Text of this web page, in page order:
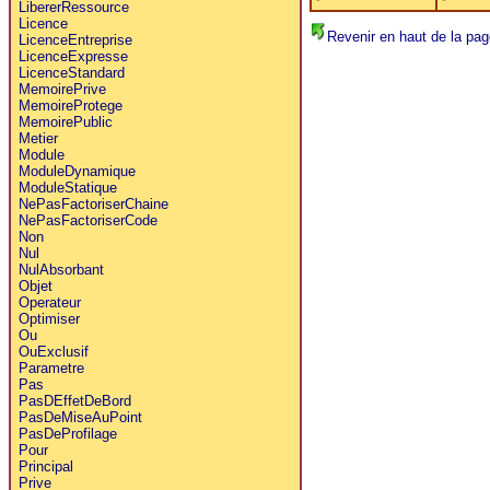
LibererRessource
Licence
LicenceEntreprise
LicenceExpresse
LicenceStandard
MemoirePrive
MemoireProtege
MemoirePublic
Metier
Module
ModuleDynamique
ModuleStatique
NePasFactoriserChaine
NePasFactoriserCode
Non
Nul
NulAbsorbant
Objet
Operateur
Optimiser
Ou
OuExclusif
Parametre
Pas
PasDEffetDeBord
PasDeMiseAuPoint
PasDeProfilage
Pour
Principal
Prive
Revenir en haut de la